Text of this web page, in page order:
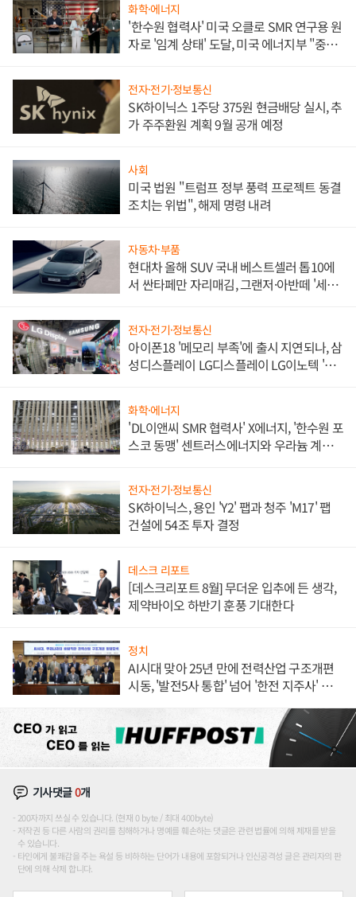
화학·에너지
'한수원 협력사' 미국 오클로 SMR 연구용 원
자로 '임계 상태' 도달, 미국 에너지부 "중요
전자·전기·정보통신
SK하이닉스 1주당 375원 현금배당 실시, 추
가 주주환원 계획 9월 공개 예정
사회
미국 법원 "트럼프 정부 풍력 프로젝트 동결
조치는 위법", 해제 명령 내려
자동차·부품
현대차 올해 SUV 국내 베스트셀러 톱10에
서 싼타페만 자리매김, 그랜저·아반떼 '세단
전자·전기·정보통신
아이폰18 '메모리 부족'에 출시 지연되나, 삼
성디스플레이 LG디스플레이 LG이노텍 '탈
화학·에너지
'DL이앤씨 SMR 협력사' X에너지, '한수원 포
스코 동맹' 센트러스에너지와 우라늄 계약
전자·전기·정보통신
SK하이닉스, 용인 'Y2' 팹과 청주 'M17' 팹
건설에 54조 투자 결정
데스크 리포트
[데스크리포트 8월] 무더운 입추에 든 생각,
제약바이오 하반기 훈풍 기대한다
정치
AI시대 맞아 25년 만에 전력산업 구조개편
시동, '발전5사 통합' 넘어 '한전 지주사' 재편
기사댓글0개
200자까지 쓰실 수 있습니다. (현재 0 byte / 최대 400byte)
저작권 등 다른 사람의 권리를 침해하거나 명예를 훼손하는 댓글은 관련 법률에 의해 제재를 받을
수 있습니다.
타인에게 불쾌감을 주는 욕설 등 비하하는 단어가 내용에 포함되거나 인신공격성 글은 관리자의 판
단에 의해 삭제 합니다.